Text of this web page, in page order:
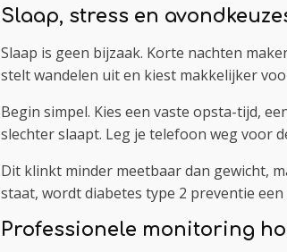
Slaap, stress en
Slaap is geen bijzaak. Korte nachten
stelt wandelen uit en kiest makkelijker
Begin simpel. Kies een vaste opsta-tijd,
slechter slaapt. Leg je telefoon weg voor
Dit klinkt minder meetbaar dan gewicht,
staat, wordt diabetes type 2 preventie
Professionele monitoring